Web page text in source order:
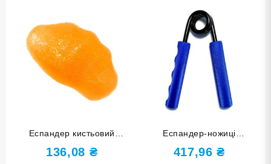
Еспандер кистьовий
КАМІНЧИК оранжевий DQ-
82100-Orange
136,08 ₴
Еспандер-ножиці
навантаження 250 lb 250LB-
С
417,96₴